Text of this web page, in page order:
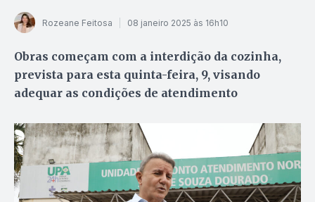
Rozeane Feitosa 08 janeiro 2025 às 16h10
Obras começam com a interdição da cozinha,
prevista para esta quinta-feira, 9, visando
adequar as condições de atendimento